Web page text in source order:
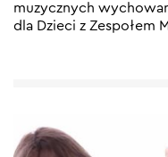
muzycznych
dla Dzieci z Zespołem